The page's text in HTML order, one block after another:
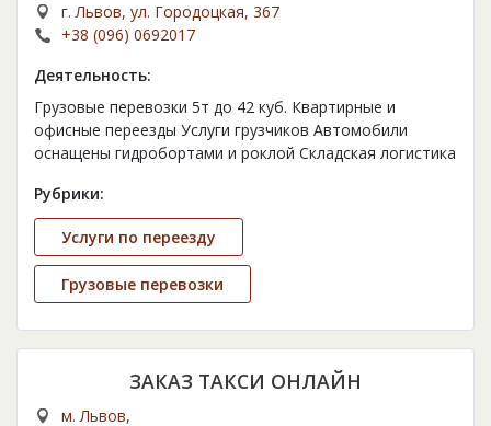
г. Львов, ул. Городоцкая, 367
+38 (096) 0692017
Деятельность:
Грузовые перевозки 5т до 42 куб. Квартирные и
офисные переезды Услуги грузчиков Автомобили
оснащены гидробортами и роклой Складская логистика
Рубрики:
Услуги по переезду
Грузовые перевозки
ЗАКАЗ ТАКСИ ОНЛАЙН
м. Львов,